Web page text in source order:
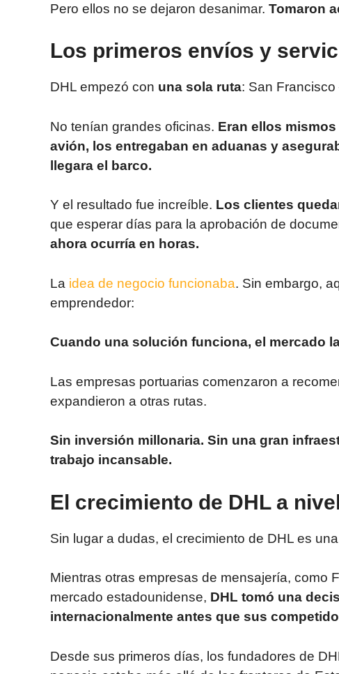
Pero ellos no se dejaron desanimar. Tomaron
Los primeros envíos y
DHL empezó con una sola ruta: San
No tenían grandes oficinas. Eran ellos
avión, los entregaban en aduanas y
llegara el barco.
Y el resultado fue increíble. Los clientes
que esperar días para la aprobación de
ahora ocurría en horas.
La idea de negocio funcionaba. Sin embargo,
emprendedor:
Cuando una solución funciona, el mercado
Las empresas portuarias comenzaron a
expandieron a otras rutas.
Sin inversión millonaria. Sin una gran
trabajo incansable.
El crecimiento de DHL a
Sin lugar a dudas, el crecimiento de DHL es
Mientras otras empresas de mensajería, como
mercado estadounidense, DHL tomó una
internacionalmente antes que sus
Desde sus primeros días, los fundadores de